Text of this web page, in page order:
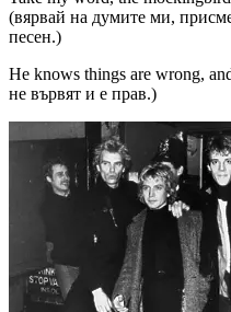
(вярвай на думите ми,
песен.)
He knows things are wrong,
не вървят и е прав.)